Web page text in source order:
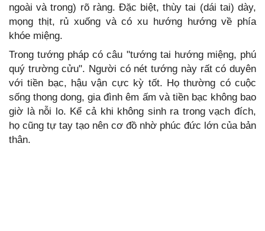
ngoài và trong) rõ ràng. Đặc biệt, thùy tai (dái tai) dày,
mọng thịt, rủ xuống và có xu hướng hướng về phía
khóe miệng.
Trong tướng pháp có câu "tướng tai hướng miệng, phú
quý trường cửu". Người có nét tướng này rất có duyên
với tiền bạc, hậu vận cực kỳ tốt. Họ thường có cuộc
sống thong dong, gia đình êm ấm và tiền bạc không bao
giờ là nỗi lo. Kể cả khi không sinh ra trong vạch đích,
họ cũng tự tay tạo nên cơ đồ nhờ phúc đức lớn của bản
thân.